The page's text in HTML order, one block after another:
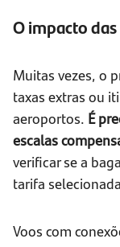
O impacto
Muitas vezes, o
taxas extras ou
aeroportos. É
escalas
verificar se a
tarifa
Voos com